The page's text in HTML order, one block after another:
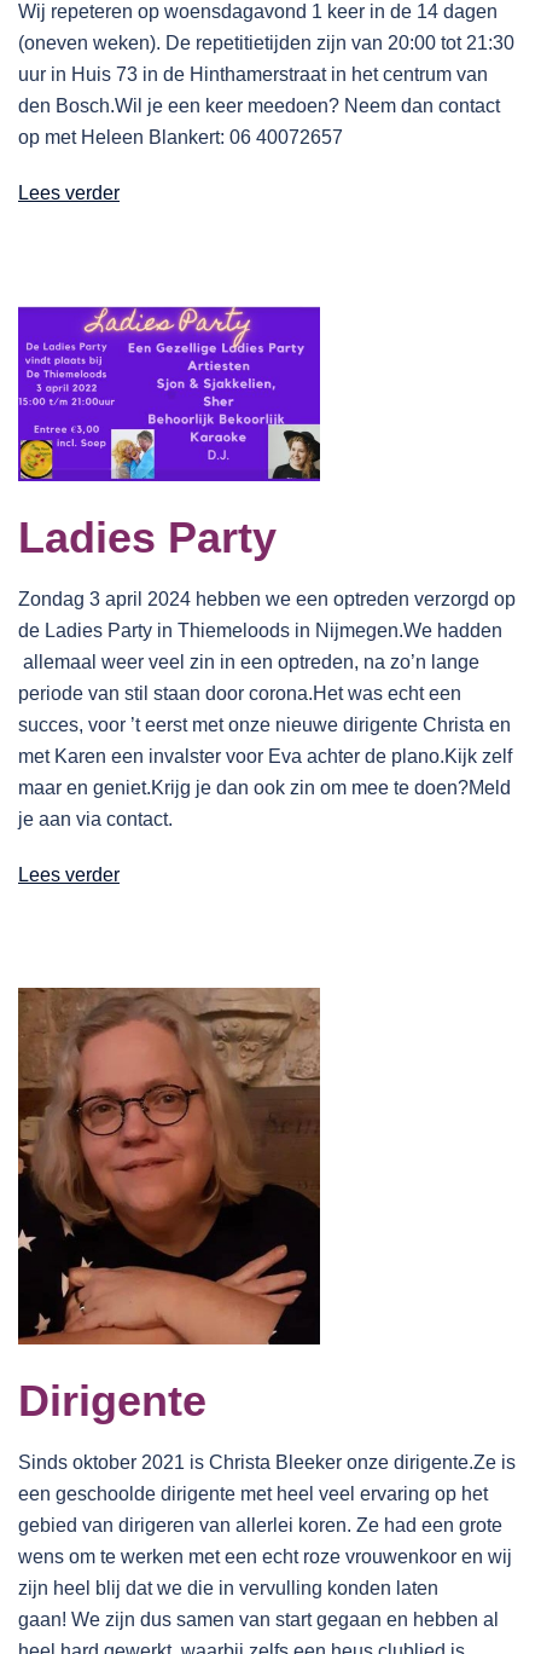
Wij repeteren op woensdagavond 1 keer in de 14 dagen
(oneven weken). De repetitietijden zijn van 20:00 tot 21:30
uur in Huis 73 in de Hinthamerstraat in het centrum van
den Bosch.Wil je een keer meedoen? Neem dan contact
op met Heleen Blankert: 06 40072657
Lees verder
Ladies Party
Zondag 3 april 2024 hebben we een optreden verzorgd op
de Ladies Party in Thiemeloods in Nijmegen.We hadden
allemaal weer veel zin in een optreden, na zo’n lange
periode van stil staan door corona.Het was echt een
succes, voor ’t eerst met onze nieuwe dirigente Christa en
met Karen een invalster voor Eva achter de plano.Kijk zelf
maar en geniet.Krijg je dan ook zin om mee te doen?Meld
je aan via contact.
Lees verder
Dirigente
Sinds oktober 2021 is Christa Bleeker onze dirigente.Ze is
een geschoolde dirigente met heel veel ervaring op het
gebied van dirigeren van allerlei koren. Ze had een grote
wens om te werken met een echt roze vrouwenkoor en wij
zijn heel blij dat we die in vervulling konden laten
gaan! We zijn dus samen van start gegaan en hebben al